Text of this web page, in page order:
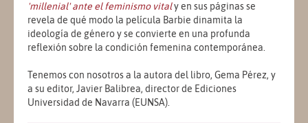
'millenial' ante el feminismo vitaly en sus páginas se
revela de qué modo la película Barbie dinamita la
ideología de género y se convierte en una profunda
reflexión sobre la condición femenina contemporánea.
Tenemos con nosotros a la autora del libro, Gema Pérez, y
a su editor, Javier Balibrea, director de Ediciones
Universidad de Navarra (EUNSA).